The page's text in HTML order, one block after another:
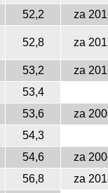
52,2 za
52,8 za
53,2
za
53,4
53,6
za
54,3
54,6
za
56,8
za